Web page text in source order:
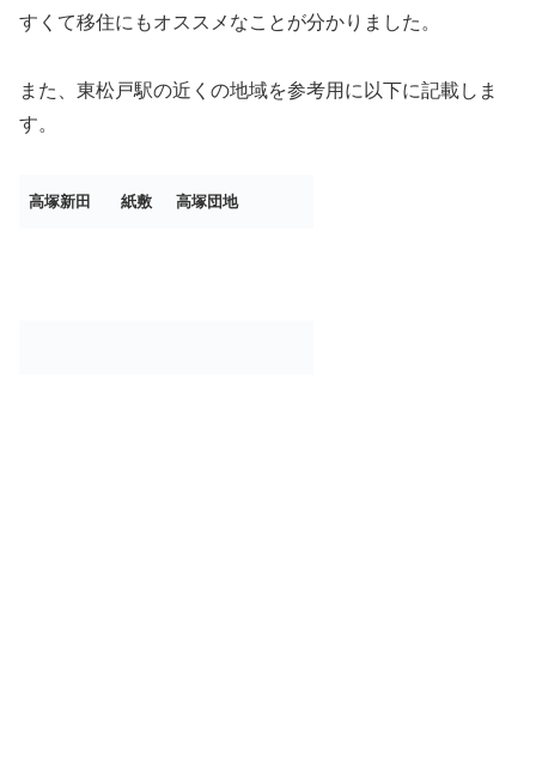
すくて移住にもオススメなことが分かりました。
また、東松戸駅の近くの地域を参考用に以下に記載しま
す。
高塚新田 紙敷 高塚団地